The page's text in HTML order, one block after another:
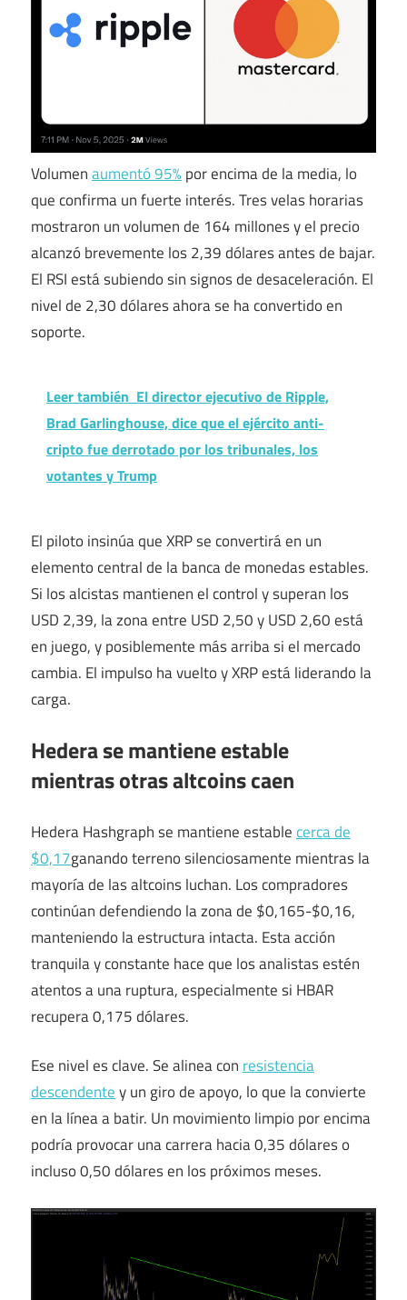
Volumenaumentó 95% por encima de la media, lo
que confirma un fuerte interés. Tres velas horarias
mostraron un volumen de 164 millones y el precio
alcanzó brevemente los 2,39 dólares antes de bajar.
El RSI está subiendo sin signos de desaceleración. El
nivel de 2,30 dólares ahora se ha convertido en
soporte.
Leer también El director ejecutivo de Ripple,
Brad Garlinghouse, dice que el ejército anti-
cripto fue derrotado por los tribunales, los
votantes y Trump
El piloto insinúa que XRP se convertirá en un
elemento central de la banca de monedas estables.
Si los alcistas mantienen el control y superan los
USD 2,39, la zona entre USD 2,50 y USD 2,60 está
en juego, y posiblemente más arriba si el mercado
cambia. El impulso ha vuelto y XRP está liderando la
carga.
Hedera se mantiene estable
mientras otras altcoins caen
Hedera Hashgraph se mantiene establecerca de
$0,17ganando terreno silenciosamente mientras la
mayoría de las altcoins luchan. Los compradores
continúan defendiendo la zona de $0,165-$0,16,
manteniendo la estructura intacta. Esta acción
tranquila y constante hace que los analistas estén
atentos a una ruptura, especialmente si HBAR
recupera 0,175 dólares.
Ese nivel es clave. Se alinea con resistencia
descendentey un giro de apoyo, lo que la convierte
en la línea a batir. Un movimiento limpio por encima
podría provocar una carrera hacia 0,35 dólares o
incluso 0,50 dólares en los próximos meses.